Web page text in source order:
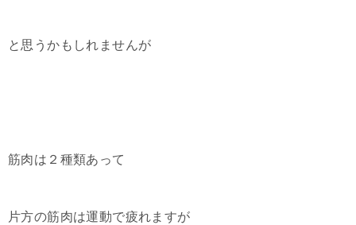
と思うかもしれませんが
筋肉は２種類あって
片方の筋肉は運動で疲れますが